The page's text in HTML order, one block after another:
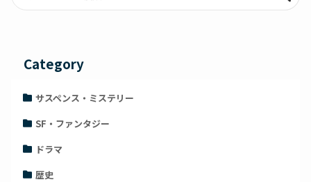
Category
サスペンス・ミステリー
SF・ファンタジー
ドラマ
歴史